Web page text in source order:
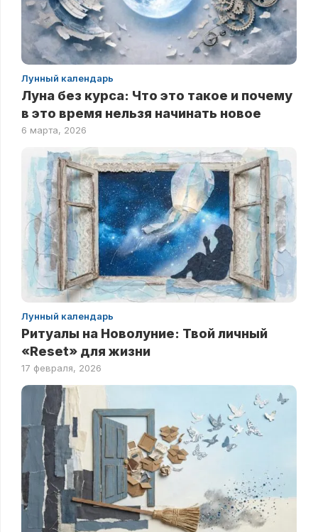
Лунный календарь
Луна без курса: Что это такое и почему
в это время нельзя начинать новое
6 марта, 2026
Лунный календарь
Ритуалы на Новолуние: Твой личный
«Reset» для жизни
17 февраля, 2026